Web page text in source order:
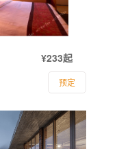
¥233起
预定